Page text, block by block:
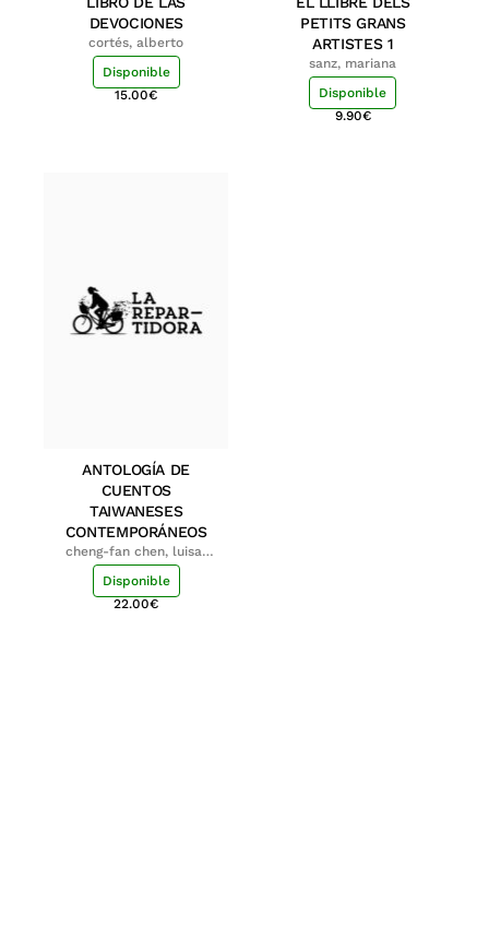
DEVOCIONES
cortés, alberto
Disponible
15.00€
PETITS GRANS
ARTISTES 1
sanz, mariana
Disponible
9.90€
ANTOLOGÍA DE
CUENTOS
TAIWANESES
CONTEMPORÁNEOS
cheng-fan chen, luisa;
shu-ying chang, luisa
Disponible
22.00€